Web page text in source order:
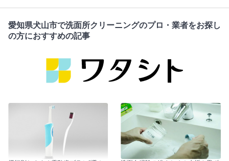
愛知県犬山市で洗面所クリーニングのプロ・業者をお探し
の方におすすめの記事